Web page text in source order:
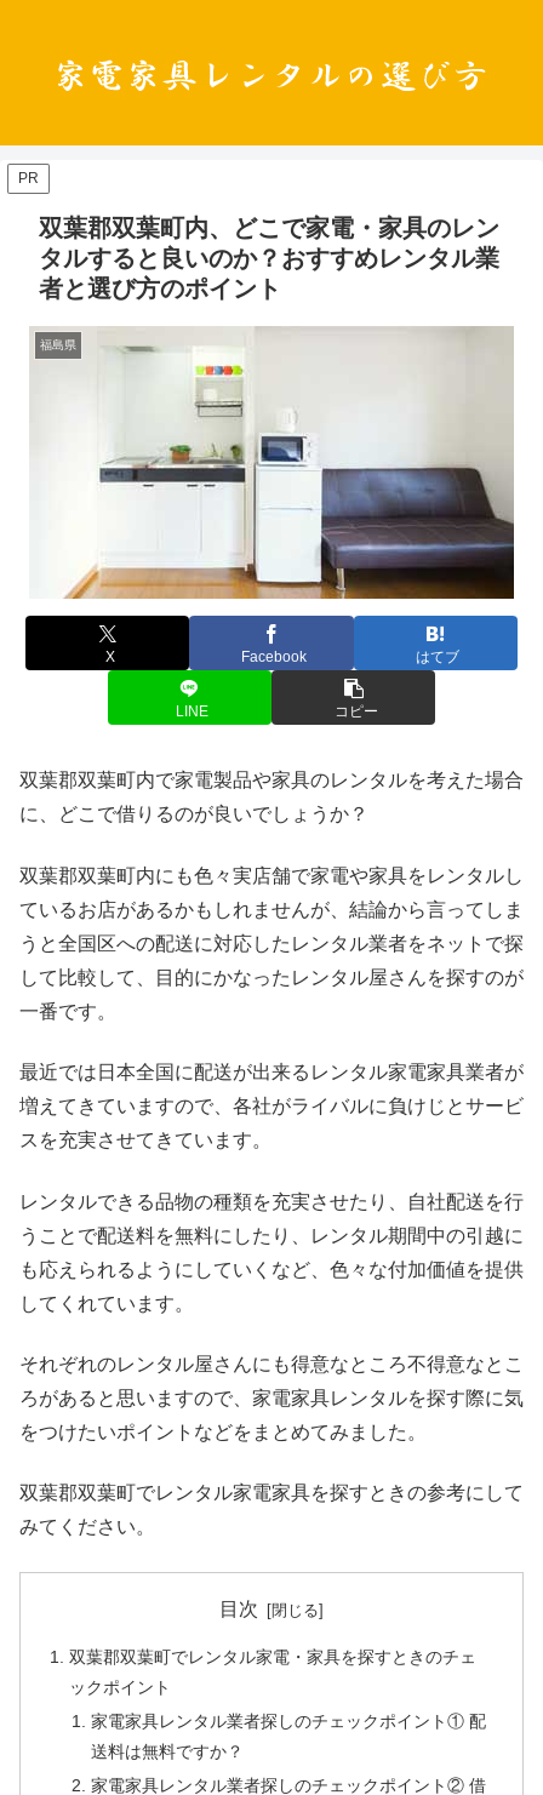
PR
双葉郡双葉町内、どこで家電・家具のレン
タルすると良いのか？おすすめレンタル業
者と選び方のポイント
福島県
X Facebook はてブ
LINE コピー
双葉郡双葉町内で家電製品や家具のレンタルを考えた場合
に、どこで借りるのが良いでしょうか？
双葉郡双葉町内にも色々実店舗で家電や家具をレンタルし
ているお店があるかもしれませんが、結論から言ってしま
うと全国区への配送に対応したレンタル業者をネットで探
して比較して、目的にかなったレンタル屋さんを探すのが
一番です。
最近では日本全国に配送が出来るレンタル家電家具業者が
増えてきていますので、各社がライバルに負けじとサービ
スを充実させてきています。
レンタルできる品物の種類を充実させたり、自社配送を行
うことで配送料を無料にしたり、レンタル期間中の引越に
も応えられるようにしていくなど、色々な付加価値を提供
してくれています。
それぞれのレンタル屋さんにも得意なところ不得意なとこ
ろがあると思いますので、家電家具レンタルを探す際に気
をつけたいポイントなどをまとめてみました。
双葉郡双葉町でレンタル家電家具を探すときの参考にして
みてください。
目次
双葉郡双葉町でレンタル家電・家具を探すときのチェ
ックポイント
家電家具レンタル業者探しのチェックポイント① 配
送料は無料ですか？
家電家具レンタル業者探しのチェックポイント② 借